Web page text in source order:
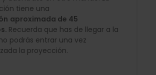
tiene una
aproximada de 45
Recuerda que has de llegar a la
podrás entrar una vez
la proyección.